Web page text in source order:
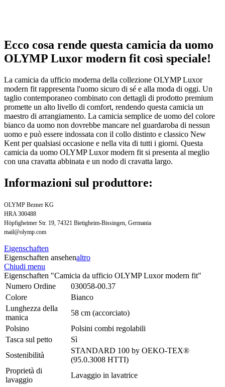
Ecco cosa rende questa camicia da uomo
OLYMP Luxor modern fit così speciale!
La camicia da ufficio moderna della collezione OLYMP Luxor
modern fit rappresenta l'uomo sicuro di sé e alla moda di oggi. Un
taglio contemporaneo combinato con dettagli di prodotto premium
promette un alto livello di comfort, rendendo questa camicia un
maestro di arrangiamento. La camicia semplice de uomo del colore
bianco da uomo non dovrebbe mancare nel guardaroba di nessun
uomo e può essere indossata con il collo distinto e classico New
Kent per qualsiasi occasione e nella vita di tutti i giorni. Questa
camicia da uomo OLYMP Luxor modern fit si presenta al meglio
con una cravatta abbinata e un nodo di cravatta largo.
Informazioni sul produttore:
OLYMP Bezner KG
HRA 300488
Höpfigheimer Str. 19, 74321 Bietigheim-Bissingen, Germania
mail@olymp.com
Eigenschaften
Eigenschaften ansehenaltro
Chiudi menu
Eigenschaften "Camicia da ufficio OLYMP Luxor modern fit"
Numero Ordine
030058-00.37
Colore
Bianco
Lunghezza della
manica
58 cm (accorciato)
Polsino
Polsini combi regolabili
Tasca sul petto
Sì
Sostenibilità
STANDARD 100 by OEKO-TEX®
(95.0.3008 HTTI)
Proprietà di
lavaggio
Lavaggio in lavatrice